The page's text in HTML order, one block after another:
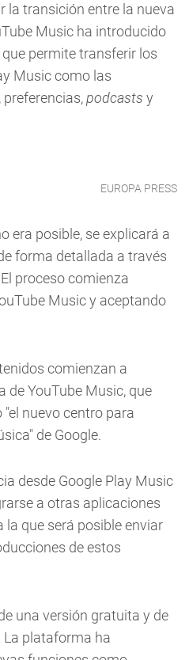
la transición entre la nueva
Music ha introducido
permite transferir los
Music como las
podcasts y
EUROPA PRESS
era posible, se explicará a
forma detallada a través
proceso comienza
Music y aceptando
comienzan a
de YouTube Music, que
nuevo centro para
de Google.
desde Google Play Music
a otras aplicaciones
la que será posible enviar
de estos
una versión gratuita y de
La plataforma ha